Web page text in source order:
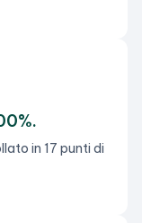
in 17 punti di